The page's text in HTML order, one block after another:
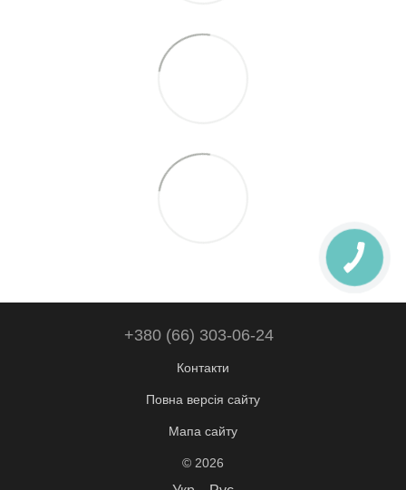
+380 (66) 303-06-24
Контакти
Повна версія сайту
Мапа сайту
© 2026